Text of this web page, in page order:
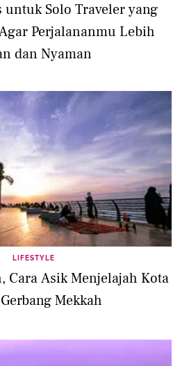
untuk Solo Traveler yang
Perjalananmu Lebih
dan Nyaman
LIFESTYLE
Cara Asik Menjelajah Kota
Mekkah